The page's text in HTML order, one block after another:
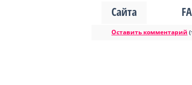
Сайта
Оставить комментарий